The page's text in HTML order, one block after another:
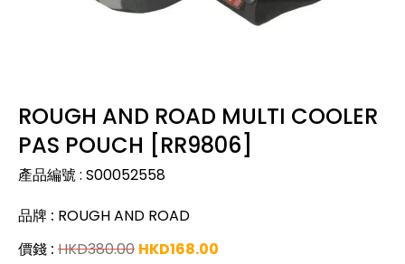
ROUGH AND ROAD MULTI COOLER
PAS POUCH [RR9806]
產品編號: S00052558
品牌 : ROUGH AND ROAD
價錢 : HKD380.00 HKD168.00